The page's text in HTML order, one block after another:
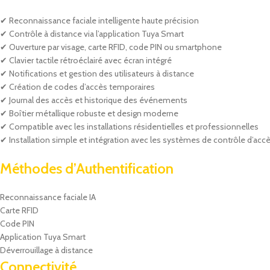
✔ Reconnaissance faciale intelligente haute précision
✔ Contrôle à distance via l’application Tuya Smart
✔ Ouverture par visage, carte RFID, code PIN ou smartphone
✔ Clavier tactile rétroéclairé avec écran intégré
✔ Notifications et gestion des utilisateurs à distance
✔ Création de codes d’accès temporaires
✔ Journal des accès et historique des événements
✔ Boîtier métallique robuste et design moderne
✔ Compatible avec les installations résidentielles et professionnelles
✔ Installation simple et intégration avec les systèmes de contrôle
Méthodes d’Authentification
Reconnaissance faciale IA
Carte RFID
Code PIN
Application Tuya Smart
Déverrouillage à distance